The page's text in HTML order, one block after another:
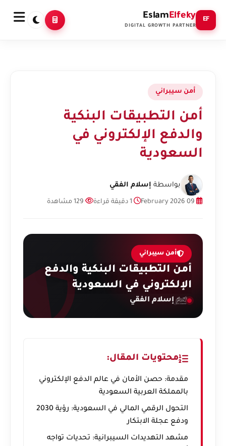
EF
EslamElfeky
DIGITAL GROWTH PARTNER
أمن سيبراني
أمن التطبيقات البنكية
والدفع الإلكتروني في
السعودية
بواسطة إسلام الفقي
أمن سيبراني
أمن التطبيقات البنكية والدفع
الإلكتروني في السعودية
إسلام الفقي
محتويات المقال:
مقدمة: حصن الأمان في عالم الدفع الإلكتروني
بالمملكة العربية السعودية
التحول الرقمي المالي في السعودية: رؤية 2030
ودفع عجلة الابتكار
مشهد التهديدات السيبرانية: تحديات تواجه